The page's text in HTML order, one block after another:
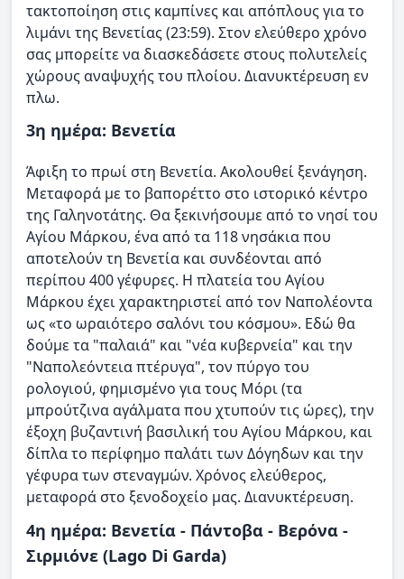
τακτοποίηση στις καμπίνες και απόπλους για το
λιμάνι της Βενετίας (23:59). Στον ελεύθερο χρόνο
σας μπορείτε να διασκεδάσετε στους πολυτελείς
χώρους αναψυχής του πλοίου. Διανυκτέρευση εν
πλω.
3η ημέρα: Βενετία
Άφιξη το πρωί στη Βενετία. Ακολουθεί ξενάγηση.
Μεταφορά με το βαπορέττο στο ιστορικό κέντρο
της Γαληνοτάτης. Θα ξεκινήσουμε από το νησί του
Αγίου Μάρκου, ένα από τα 118 νησάκια που
αποτελούν τη Βενετία και συνδέονται από
περίπου 400 γέφυρες. Η πλατεία του Αγίου
Μάρκου έχει χαρακτηριστεί από τον Ναπολέοντα
ως «το ωραιότερο σαλόνι του κόσμου». Εδώ θα
δούμε τα "παλαιά" και "νέα κυβερνεία" και την
"Ναπολεόντεια πτέρυγα", τον πύργο του
ρολογιού, φημισμένο για τους Μόρι (τα
μπρούτζινα αγάλματα που χτυπούν τις ώρες), την
έξοχη βυζαντινή βασιλική του Αγίου Μάρκου, και
δίπλα το περίφημο παλάτι των Δόγηδων και την
γέφυρα των στεναγμών. Χρόνος ελεύθερος,
μεταφορά στο ξενοδοχείο μας. Διανυκτέρευση.
4η ημέρα: Βενετία - Πάντοβα - Βερόνα -
Σιρμιόνε (Lago Di Garda)